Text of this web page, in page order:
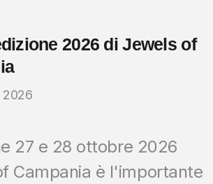
2026 di Jewels of
2026
27 e 28 ottobre 2026
Campania è l'importante